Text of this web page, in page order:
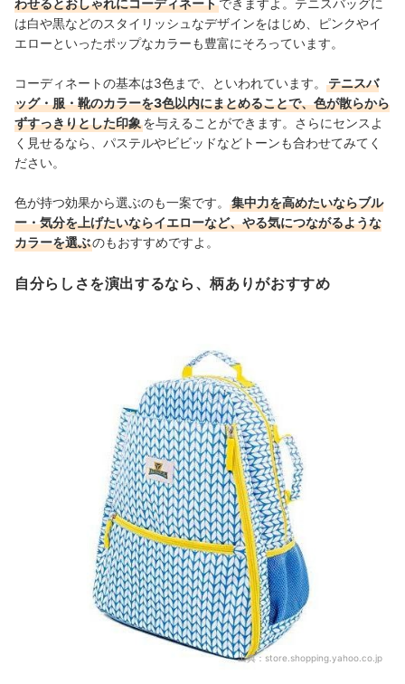
わせるとおしゃれにコーディネートできますよ。テニスバッグに
は白や黒などのスタイリッシュなデザインをはじめ、ピンクやイ
エローといったポップなカラーも豊富にそろっています。
コーディネートの基本は3色まで、といわれています。
テニスバ
ッグ・服・靴のカラーを3色以内にまとめることで、色が散らから
ずすっきりとした印象を与えることができます。さらにセンスよ
く見せるなら、パステルやビビッドなどトーンも合わせてみてく
ださい。
色が持つ効果から選ぶのも一案です。
集中力を高めたいならブル
ー・気分を上げたいならイエローなど、やる気につながるような
カラーを選ぶのもおすすめですよ。
自分らしさを演出するなら、柄ありがおすすめ
出典： store.shopping.yahoo.co.jp